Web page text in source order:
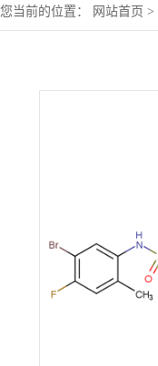
您当前的位置： 网站首页 >